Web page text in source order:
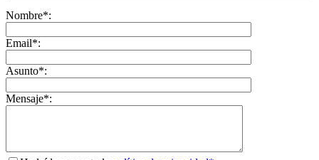
Nombre*:
Email*:
Asunto*:
Mensaje*: